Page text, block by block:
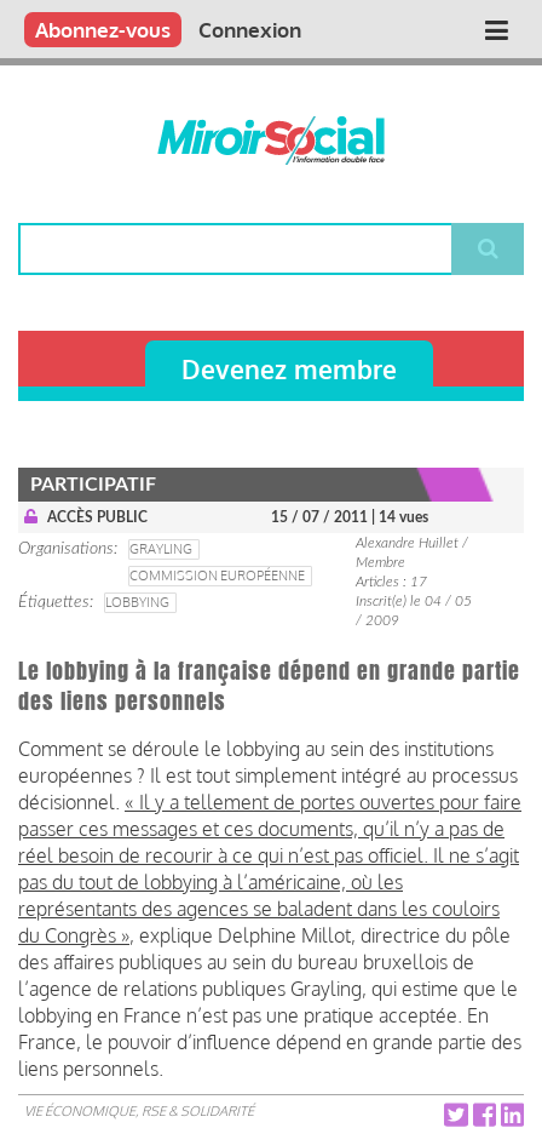
Aller
contenu
Main
Qui sommes nous ?
Vous publiez
Nous publions
Contactez-nous
Abonnez-vous Connexion
Devenez membre
PARTICIPATIF
ACCÈS PUBLIC 15 / 07 / 2011 | 14 vues
Organisations
GRAYLING
COMMISSION EUROPÉENNE
Étiquettes
LOBBYING
Alexandre Huillet /
Membre
Articles : 17
Inscrit(e) le 04 / 05
/ 2009
Le lobbying à la française dépend en grande partie
des liens personnels
Comment se déroule le lobbying au sein des institutions
européennes ? Il est tout simplement intégré au processus
décisionnel. « Il y a tellement de portes ouvertes pour faire
passer ces messages et ces documents, qu’il n’y a pas de
réel besoin de recourir à ce qui n’est pas officiel. Il ne s’agit
pas du tout de lobbying à l’américaine, où les
représentants des agences se baladent dans les couloirs
du Congrès », explique Delphine Millot, directrice du pôle
des affaires publiques au sein du bureau bruxellois de
l’agence de relations publiques Grayling, qui estime que le
lobbying en France n’est pas une pratique acceptée. En
France, le pouvoir d’influence dépend en grande partie des
liens personnels.
VIE ÉCONOMIQUE, RSE & SOLIDARITÉ